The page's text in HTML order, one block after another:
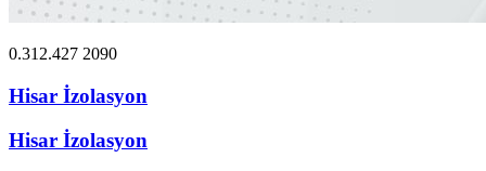
0.312.427 2090
Hisar İzolasyon
Hisar İzolasyon